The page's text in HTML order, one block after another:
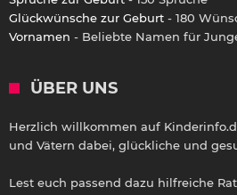
Glückwünsche zur Geburt - 180
Vornamen - Beliebte Namen für
ÜBER UNS
Herzlich willkommen auf
und Vätern dabei, glückliche und
Lest euch passend dazu hilfreiche